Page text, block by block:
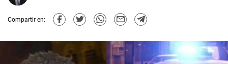
Compartir en: